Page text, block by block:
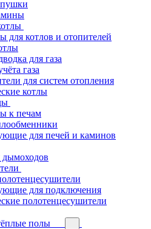
для котлов и отопителей
для газа
газа
для систем отопления
котлы
к печам
для печей и каминов
для подключения
полотенцесушители
полы